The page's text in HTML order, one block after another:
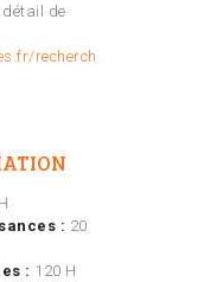
détail de
recherch
: 20
: 120 H